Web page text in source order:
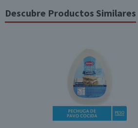
Descubre Productos Similares